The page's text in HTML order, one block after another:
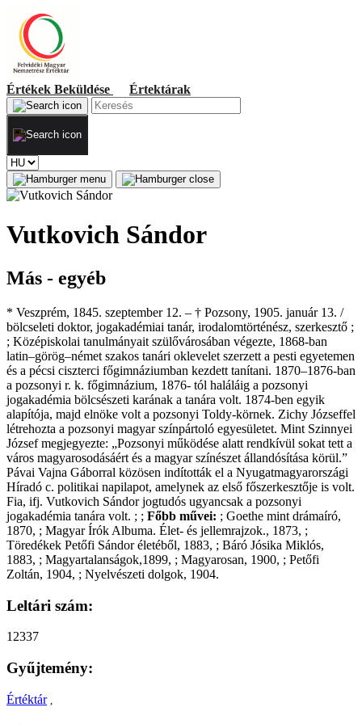
Értékek Beküldése Értektárak
Vutkovich Sándor
Más - egyéb
* Veszprém, 1845. szeptember 12. – † Pozsony, 1905. január 13. /
bölcseleti doktor, jogakadémiai tanár, irodalomtörténész, szerkesztő ;
; Középiskolai tanulmányait szülővárosában végezte, 1868-ban
latin–görög–német szakos tanári oklevelet szerzett a pesti egyetemen
és a pécsi ciszterci főgimnáziumban kezdett tanítani. 1870–1876-ban
a pozsonyi r. k. főgimnázium, 1876- tól haláláig a pozsonyi
jogakadémia bölcsészeti karának a tanára volt. 1874-ben egyik
alapítója, majd elnöke volt a pozsonyi Toldy-körnek. Zichy Józseffel
létrehozta a pozsonyi magyar színpártoló egyesületet. Mint Szinnyei
József megjegyezte: „Pozsonyi működése alatt rendkívül sokat tett a
város magyarosodásáért és a magyar színészet állandósítása körül.”
Pávai Vajna Gáborral közösen indították el a Nyugatmagyarországi
Híradó c. politikai napilapot, amelynek az első főszerkesztője is volt.
Fia, ifj. Vutkovich Sándor jogtudós ugyancsak a pozsonyi
jogakadémia tanára volt. ; ; Főbb művei: ; Goethe mint drámaíró,
1870, ; Magyar Írók Albuma. Élet- és jellemrajzok., 1873, ;
Töredékek Petőfi Sándor életéből, 1883, ; Báró Jósika Miklós,
1883, ; Magyartalanságok,1899, ; Magyarosan, 1900, ; Petőfi
Zoltán, 1904, ; Nyelvészeti dolgok, 1904.
Leltári szám:
12337
Gyűjtemény:
Értéktár